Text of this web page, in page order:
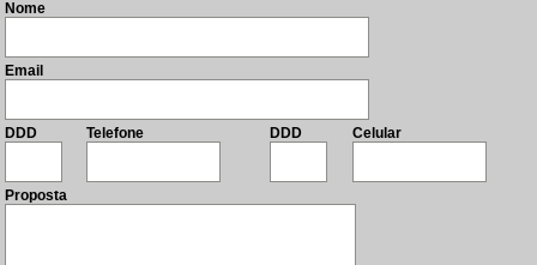
Nome
Email
DDD Telefone DDD Celular
Proposta